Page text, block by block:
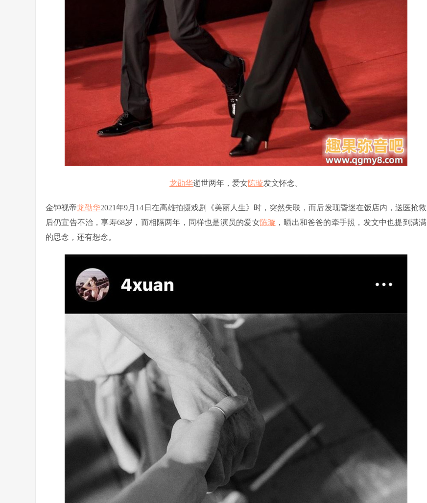
龙劭华逝世两年，爱女陈璇发文怀念。
金钟视帝龙劭华2021年9月14日在高雄拍摄戏剧《美丽人生》时，突然失联，而后发现昏迷在饭店内，送医抢救
后仍宣告不治，享寿68岁，而相隔两年，同样也是演员的爱女陈璇 ，晒出和爸爸的牵手照，发文中也提到满满
的思念，还有想念。